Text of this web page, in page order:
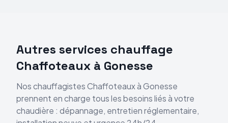
Autres services chauffage
Chaffoteaux à Gonesse
Nos chauffagistesChaffoteauxàGonesse
prennent en charge tous les besoins liés à votre
chaudière : dépannage, entretien réglementaire,